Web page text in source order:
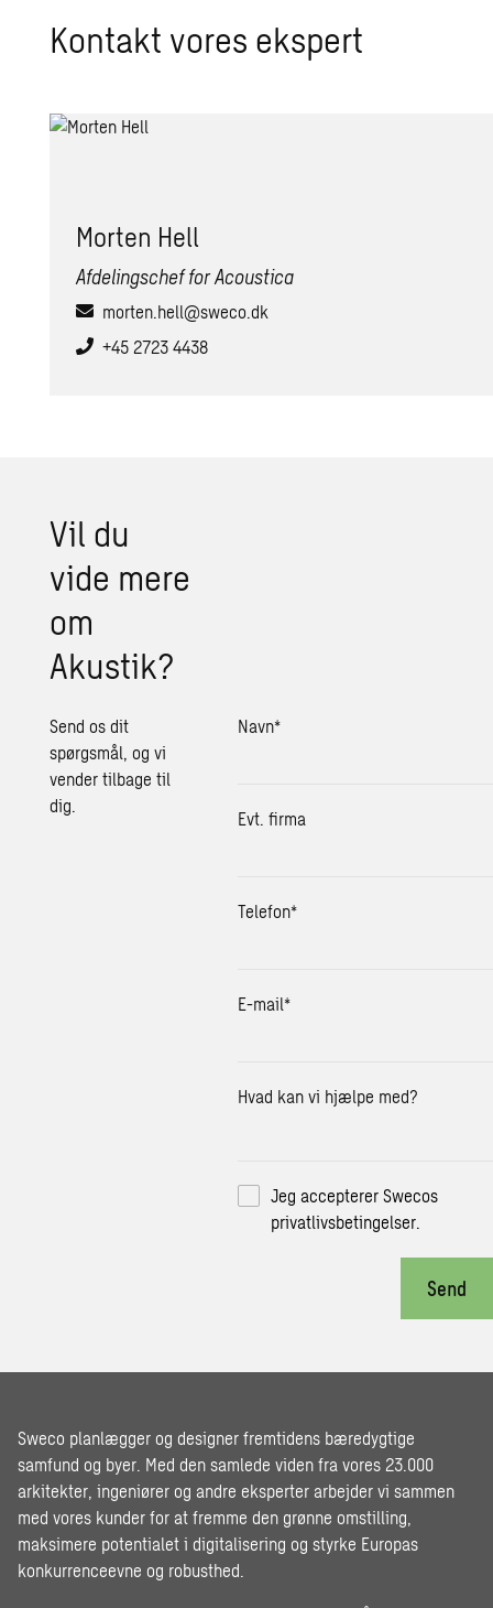
Kontakt vores ekspert
Morten Hell
Afdelingschef for Acoustica
morten.hell@sweco.dk
+45 2723 4438
Vil du
vide mere
om
Akustik?
Send os dit
spørgsmål, og vi
vender tilbage til
dig.
Navn*
Evt. firma
Telefon*
E-mail*
Hvad kan vi hjælpe med?
Jeg accepterer Swecos
privatlivsbetingelser.
Send
Sweco planlægger og designer fremtidens bæredygtige
samfund og byer. Med den samlede viden fra vores 23.000
arkitekter, ingeniører og andre eksperter arbejder vi sammen
med vores kunder for at fremme den grønne omstilling,
maksimere potentialet i digitalisering og styrke Europas
konkurrenceevne og robusthed.